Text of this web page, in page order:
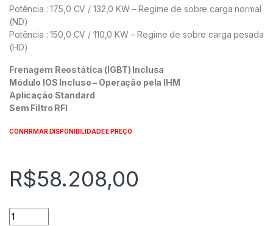
Potência : 175,0 CV / 132,0 KW – Regime de sobre carga normal
(ND)
Potência : 150,0 CV / 110,0 KW – Regime de sobre carga pesada
(HD)
Frenagem Reostática (IGBT) Inclusa
Módulo IOS Incluso – Operação pela IHM
Aplicação Standard
Sem Filtro RFI
CONFIRMAR DISPONIBILIDADE E PREÇO
R$58.208,00
Inversor de Frequência WEG CFW500 -